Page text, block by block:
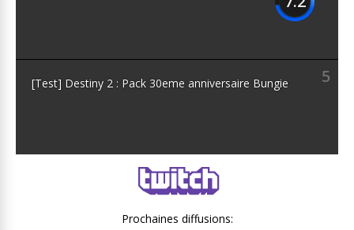
5
[Test] Destiny 2 : Pack 30eme anniversaire Bungie
Prochaines diffusions: